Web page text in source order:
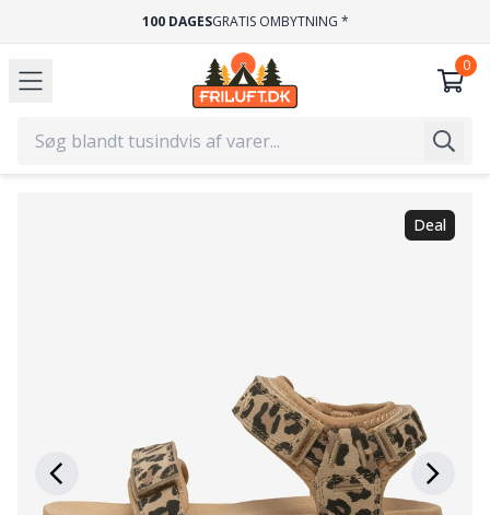
100 DAGESGRATIS OMBYTNING *
Deal